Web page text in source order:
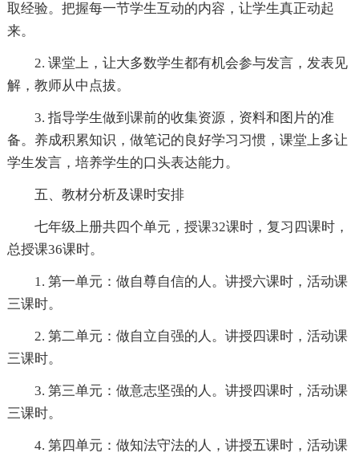
取经验。把握每一节学生互动的内容，让学生真正动起
来。
2. 课堂上，让大多数学生都有机会参与发言，发表见
解，教师从中点拔。
3. 指导学生做到课前的收集资源，资料和图片的准
备。养成积累知识，做笔记的良好学习习惯，课堂上多让
学生发言，培养学生的口头表达能力。
五、教材分析及课时安排
七年级上册共四个单元，授课32课时，复习四课时，
总授课36课时。
1. 第一单元：做自尊自信的人。讲授六课时，活动课
三课时。
2. 第二单元：做自立自强的人。讲授四课时，活动课
三课时。
3. 第三单元：做意志坚强的人。讲授四课时，活动课
三课时。
4. 第四单元：做知法守法的人，讲授五课时，活动课